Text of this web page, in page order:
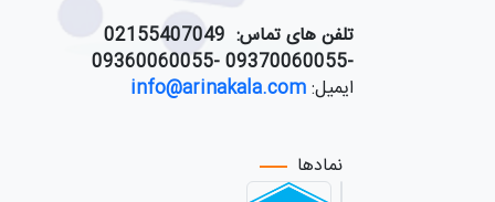
تلفن های تماس:
02155407049
-09370060055 -09360060055
ایمیل:info@arinakala.com
نمادها